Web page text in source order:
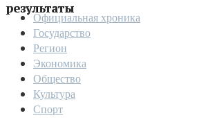
результаты
Официальная хроника
Государство
Регион
Экономика
Общество
Культура
Спорт